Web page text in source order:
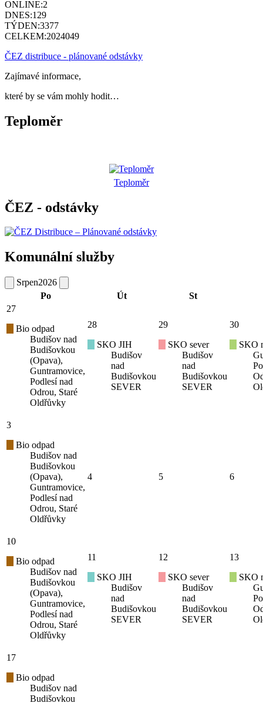
ONLINE:2
DNES:129
TÝDEN:3377
CELKEM:2024049
ČEZ distribuce - plánované odstávky
Zajímavé informace,
které by se vám mohly hodit…
Teploměr
Teploměr
ČEZ - odstávky
Komunální služby
Srpen2026
Po
Út
St
27
Bio odpad
Budišov nad
Budišovkou
(Opava),
Guntramovice,
Podlesí nad
Odrou, Staré
Oldřůvky
28
SKO JIH
Budišov
nad
Budišovkou
SEVER
29
SKO sever
Budišov
nad
Budišovkou
SEVER
30
SKO
3
Bio odpad
Budišov nad
Budišovkou
(Opava),
Guntramovice,
Podlesí nad
Odrou, Staré
Oldřůvky
4 5 6
10
Bio odpad
Budišov nad
Budišovkou
(Opava),
Guntramovice,
Podlesí nad
Odrou, Staré
Oldřůvky
11
SKO JIH
Budišov
nad
Budišovkou
SEVER
12
SKO sever
Budišov
nad
Budišovkou
SEVER
13
SKO
17
Bio odpad
Budišov nad
Budišovkou